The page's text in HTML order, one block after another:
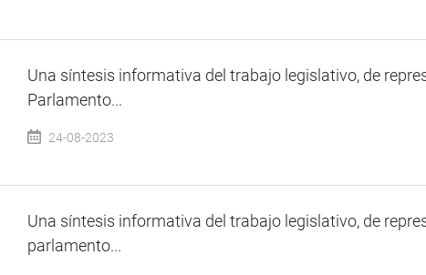
Una síntesis informativa del trabajo legislativo, de
Parlamento...
24-08-2023
Una síntesis informativa del trabajo legislativo, de
parlamento...